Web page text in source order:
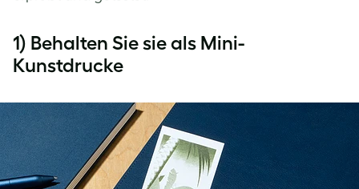
1) Behalten Sie sie als Mini-
Kunstdrucke